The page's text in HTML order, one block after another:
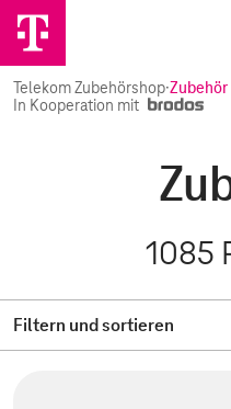
Telekom Zubehörshop·Zubehör
In Kooperation mit
1085
Filtern und sortieren